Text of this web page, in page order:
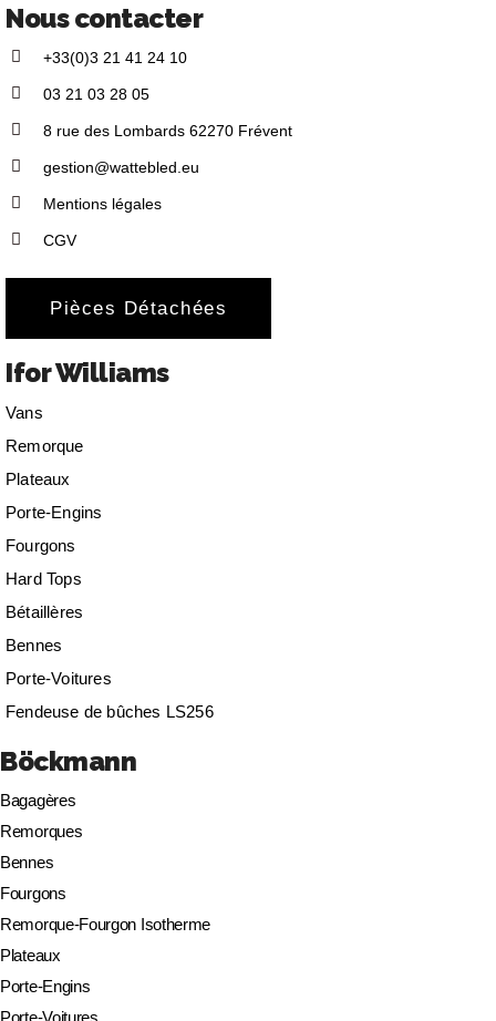
Nous contacter
+33(0)3 21 41 24 10
03 21 03 28 05
8 rue des Lombards 62270 Frévent
gestion@wattebled.eu
Mentions légales
CGV
Pièces Détachées
Ifor Williams
Vans
Remorque
Plateaux
Porte-Engins
Fourgons
Hard Tops
Bétaillères
Bennes
Porte-Voitures
Fendeuse de bûches LS256
Böckmann
Bagagères
Remorques
Bennes
Fourgons
Remorque-Fourgon Isotherme
Plateaux
Porte-Engins
Porte-Voitures